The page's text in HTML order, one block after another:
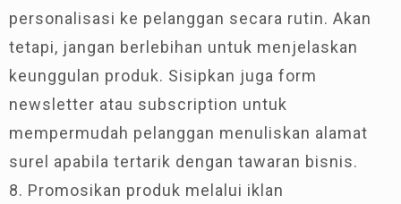
personalisasi ke pelanggan secara rutin. Akan
tetapi, jangan berlebihan untuk menjelaskan
keunggulan produk. Sisipkan juga form
newsletter atau subscription untuk
mempermudah pelanggan menuliskan alamat
surel apabila tertarik dengan tawaran bisnis.
8. Promosikan produk melalui iklan